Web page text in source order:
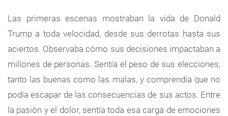
Las primeras escenas mostraban la vida de Donald
Trump a toda velocidad, desde sus derrotas hasta sus
aciertos. Observaba cómo sus decisiones impactaban a
millones de personas. Sentía el peso de sus elecciones,
tanto las buenas como las malas, y comprendía que no
podía escapar de las consecuencias de sus actos. Entre
la pasión y el dolor, sentía toda esa carga de emociones